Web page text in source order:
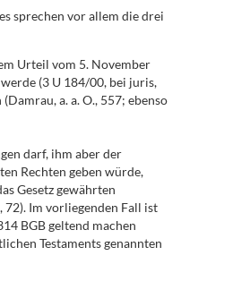
sprechen vor allem die drei
Urteil vom 5. November
(3 U 184/00, bei juris,
a. a. O., 557; ebenso
darf, ihm aber der
Rechten geben würde,
Gesetz gewährten
72). Im vorliegenden Fall ist
BGB geltend machen
Testaments genannten